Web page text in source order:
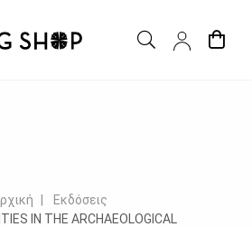
Εκδόσεις
IN THE ARCHAEOLOGICAL